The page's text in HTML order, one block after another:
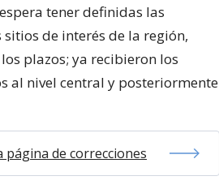
tener definidas las
de interés de la región,
plazos; ya recibieron los
al nivel central y posteriormente
página de correcciones